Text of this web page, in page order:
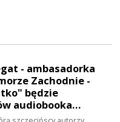
- ambasadorka
Zachodnie -
będzie
audiobooka…